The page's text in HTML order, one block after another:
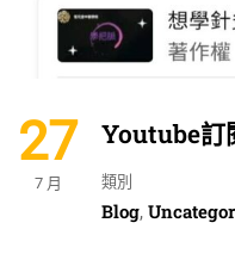
27
7 月
Youtube訂
類別
Blog,